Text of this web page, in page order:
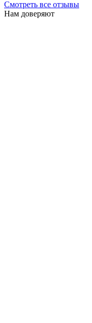
Смотреть все отзывы
Нам доверяют